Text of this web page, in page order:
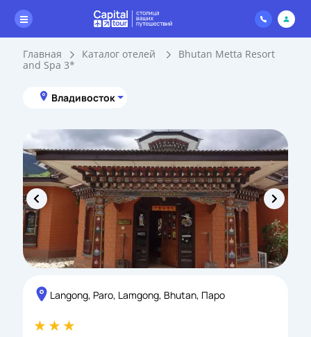
Главная Каталог отелей
Bhutan Metta Resort
and Spa 3*
Владивосток
Langong, Paro, Lamgong, Bhutan, Паро